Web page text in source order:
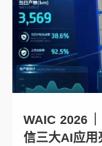
WAIC 2026
信三大AI应用